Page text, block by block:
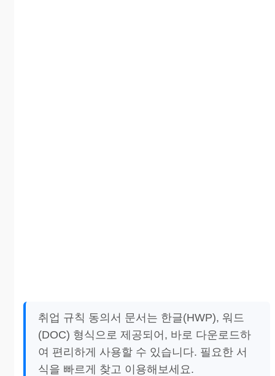
취업 규칙 동의서 문서는 한글(HWP), 워드
(DOC) 형식으로 제공되어, 바로 다운로드하
여 편리하게 사용할 수 있습니다. 필요한 서
식을 빠르게 찾고 이용해보세요.